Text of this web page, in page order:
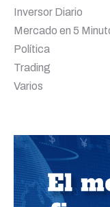
Inversor Diario
Mercado en 5
Política
Trading
Varios